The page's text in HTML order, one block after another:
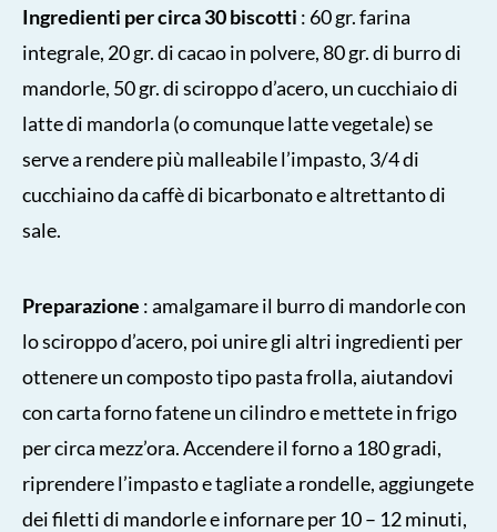
Ingredienti per circa 30 biscotti : 60 gr. farina
integrale, 20 gr. di cacao in polvere, 80 gr. di burro di
mandorle, 50 gr. di sciroppo d’acero, un cucchiaio di
latte di mandorla (o comunque latte vegetale) se
serve a rendere più malleabile l’impasto, 3/4 di
cucchiaino da caffè di bicarbonato e altrettanto di
sale.
Preparazione : amalgamare il burro di mandorle con
lo sciroppo d’acero, poi unire gli altri ingredienti per
ottenere un composto tipo pasta frolla, aiutandovi
con carta forno fatene un cilindro e mettete in frigo
per circa mezz’ora. Accendere il forno a 180 gradi,
riprendere l’impasto e tagliate a rondelle, aggiungete
dei filetti di mandorle e infornare per 10 – 12 minuti,